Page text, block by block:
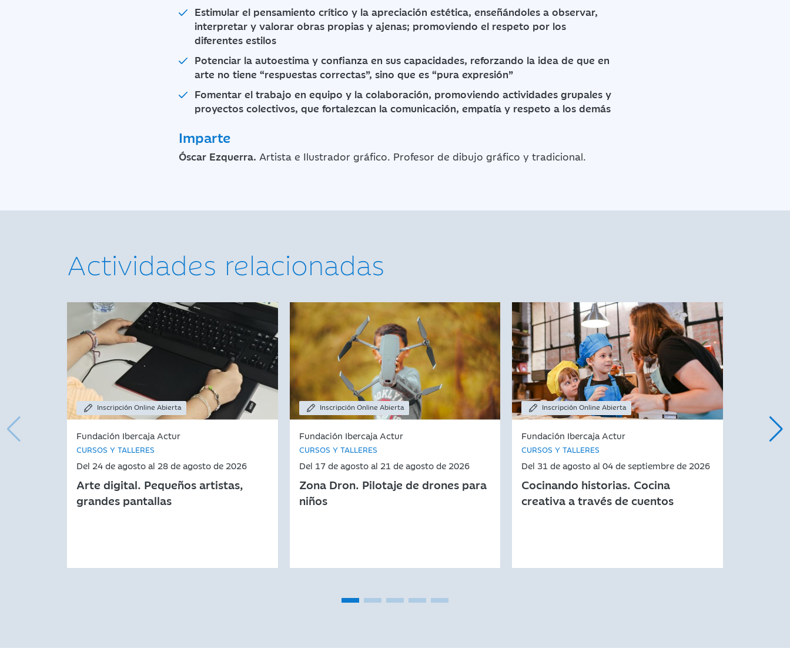
Estimular el pensamiento crítico y la apreciación estética, enseñándoles a observar,
interpretar y valorar obras propias y ajenas; promoviendo el respeto por los
diferentes estilos
Potenciar la autoestima y confianza en sus capacidades, reforzando la idea de que en
arte no tiene “respuestas correctas”, sino que es “pura expresión”
Fomentar el trabajo en equipo y la colaboración, promoviendo actividades grupales y
proyectos colectivos, que fortalezcan la comunicación, empatía y respeto a los demás
Imparte
Óscar Ezquerra. Artista e Ilustrador gráfico. Profesor de dibujo gráfico y tradicional.
Actividades relacionadas
Inscripción Online Abierta
Fundación Ibercaja Actur
CURSOS Y TALLERES
Del 24 de agosto al 28 de agosto de 2026
Arte digital. Pequeños artistas,
grandes pantallas
Inscripción Online Abierta
Fundación Ibercaja Actur
CURSOS Y TALLERES
Del 17 de agosto al 21 de agosto de 2026
Zona Dron. Pilotaje de drones para
niños
Inscripción Online Abierta
Fundación Ibercaja Actur
CURSOS Y TALLERES
Del 31 de agosto al 04 de septiembre de 2026
Cocinando historias. Cocina
creativa a través de cuentos